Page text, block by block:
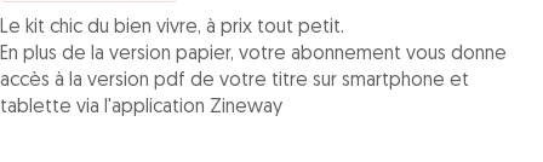
Le kit chic du bien vivre, à prix tout petit.
En plus de la version papier, votre abonnement vous donne
accès à la version pdf de votre titre sur smartphone et
tablette via l'application Zineway